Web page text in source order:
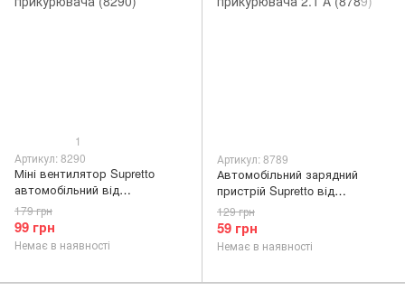
1
Артикул: 8290
Міні вентилятор Supretto
автомобільний від
прикурювача (8290)
99 грн
179 грн
Немає в наявності
Артикул: 8789
Автомобільний зарядний
пристрій Supretto від
прикурювача 2.1 А (8789)
59 грн
129 грн
Немає в наявності